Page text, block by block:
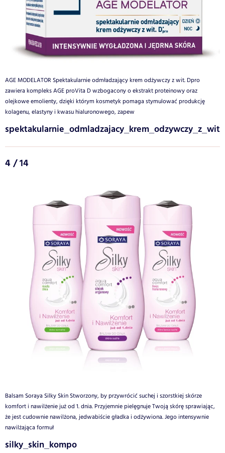
AGE MODELATOR Spektakularnie odmładzający krem odżywczy z wit. Dpro
zawiera kompleks AGE proVita D wzbogacony o ekstrakt proteinowy oraz
olejkowe emolienty, dzięki którym kosmetyk pomaga stymulować produkcję
kolagenu, elastyny i kwasu hialuronowego, zapew
4 / 14
Balsam Soraya Silky Skin Stworzony, by przywrócić suchej i szorstkiej skórze
komfort i nawilżenie już od 1. dnia. Przyjemnie pielęgnuje Twoją skórę sprawiając,
że jest cudownie nawilżona, jedwabiście gładka i odżywiona. Jego intensywnie
nawilżająca formuł
silky_skin_kompo